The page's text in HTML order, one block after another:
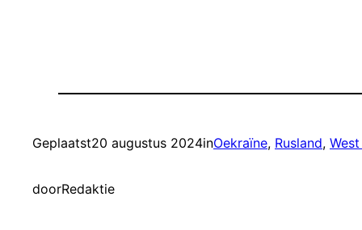
Geplaatst20 augustus 2024inOekraïne, Rusland,
doorRedaktie